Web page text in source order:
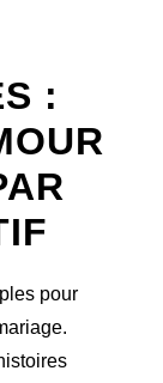
:
pour